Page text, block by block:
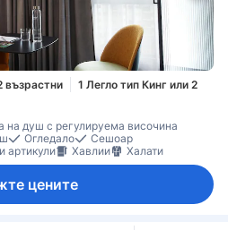
възрастни
1 Легло тип Кинг или 2
на душ с регулируема височина
Огледало
Сешоар
артикули Хавлии Халати
цените